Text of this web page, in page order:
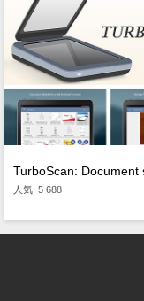
TurboScan: Document
人気: 5 688